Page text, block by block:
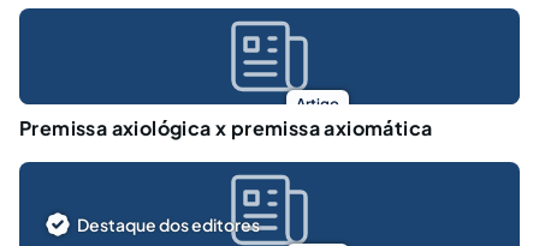
Artigo
Premissa axiológica x premissa axiomática
Destaque dos editores